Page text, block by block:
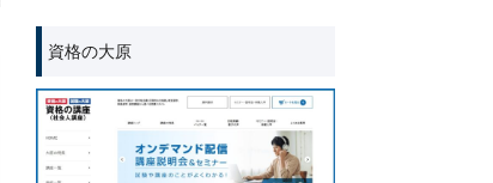
資格の大原